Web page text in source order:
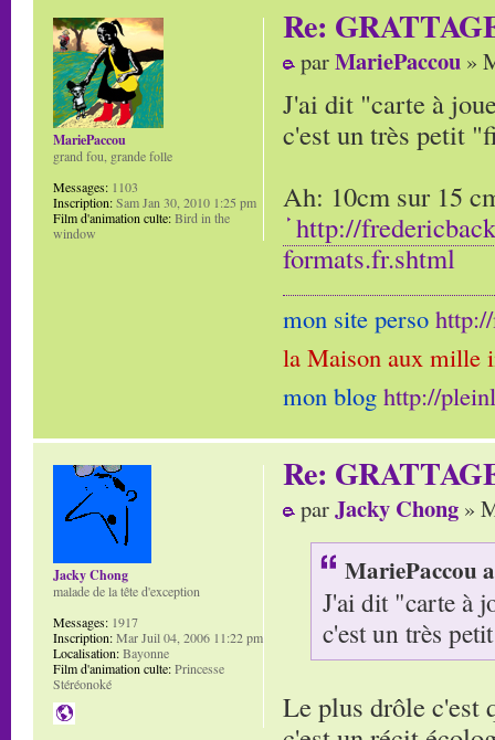
Re:
parMariePaccou »
J'ai dit "carte à
c'est un très petit
Ah: 10cm sur 15
http://
formats.fr.shtml
mon site perso
la Maison aux mille
mon blog http://
MariePaccou
grand fou, grande folle
Messages: 1103
Inscription:Sam Jan 30, 2010 1:25 pm
Film d'animation culte:Bird in the
window
Re:
parJacky Chong »
MariePaccou
J'ai dit "carte à
c'est un très
Le plus drôle c'est
Jacky Chong
malade de la tête d'exception
Messages: 1917
Inscription:Mar Juil 04, 2006 11:22 pm
Localisation:Bayonne
Film d'animation culte:Princesse
Stéréonoké